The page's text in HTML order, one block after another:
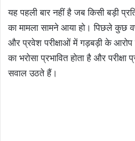
यह पहली बार नहीं है जब किसी बड़ी
का मामला सामने आया हो। पिछले कुछ
और प्रवेश परीक्षाओं में गड़बड़ी के
का भरोसा प्रभावित होता है और परीक्षा
सवाल उठते हैं।